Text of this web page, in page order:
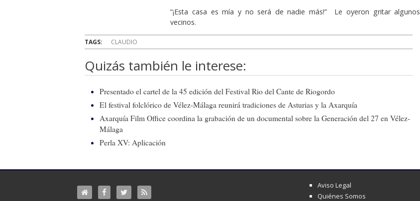
“¡Esta casa es mía y no será de nadie más!” Le oyeron gritar algunos
vecinos.
TAGS: CLAUDIO
Quizás también le interese:
Presentado el cartel de la 45 edición del Festival Rio del Cante de Riogordo
El festival folclórico de Vélez-Málaga reunirá tradiciones de Asturias y la Axarquía
Axarquía Film Office coordina la grabación de un documental sobre la Generación del 27 en Vélez-
Málaga
Perla XV: Aplicación
Aviso Legal
Quiénes Somos